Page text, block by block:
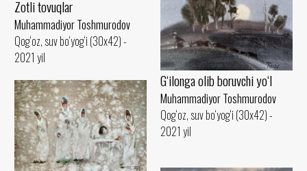
Zotli tovuqlar
Muhammadiyor Toshmurodov
Qog‘oz, suv bo‘yog‘i (30x42) -
2021 yil
G‘ilonga olib boruvchi yo‘l
Muhammadiyor Toshmurodov
Qog‘oz, suv bo‘yog‘i (30x42) -
2021 yil